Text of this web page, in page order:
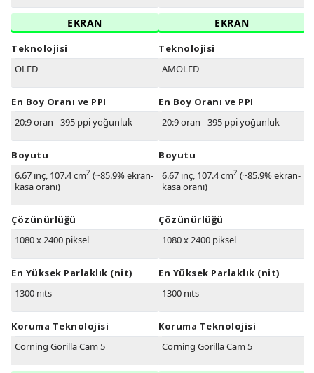
EKRAN
Teknolojisi
OLED
En Boy Oranı ve PPI
20:9 oran - 395 ppi yoğunluk
Boyutu
6.67 inç, 107.4 cm2 (~85.9% ekran-
kasa oranı)
Çözünürlüğü
1080 x 2400 piksel
En Yüksek Parlaklık (nit)
1300 nits
Koruma Teknolojisi
Corning Gorilla Cam 5
EKRAN
Teknolojisi
AMOLED
En Boy Oranı ve PPI
20:9 oran - 395 ppi yoğunluk
Boyutu
6.67 inç, 107.4 cm2 (~85.9% ekran-
kasa oranı)
Çözünürlüğü
1080 x 2400 piksel
En Yüksek Parlaklık (nit)
1300 nits
Koruma Teknolojisi
Corning Gorilla Cam 5